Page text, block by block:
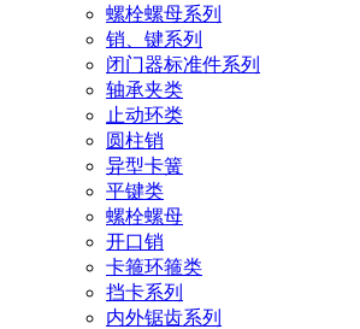
螺栓螺母系列
销、键系列
闭门器标准件系列
轴承夹类
止动环类
圆柱销
异型卡簧
平键类
螺栓螺母
开口销
卡箍环箍类
挡卡系列
内外锯齿系列